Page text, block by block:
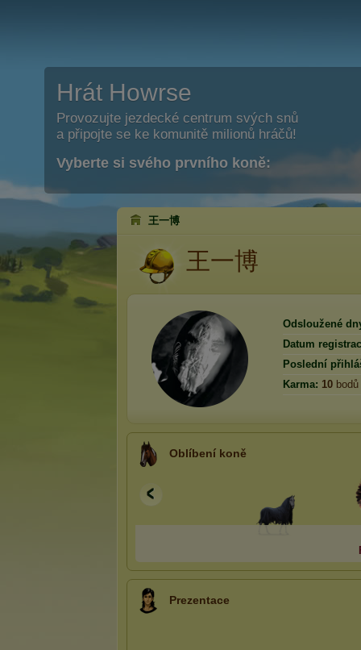
Hrát Howrse
Provozujte jezdecké centrum svých snů
a připojte se ke komunitě milionů hráčů!
Vyberte si svého prvního koně:
王一博
王一博
Odsloužené
Datum
Poslední
Karma: 10 bodů
Oblíbení koně
Prezentace